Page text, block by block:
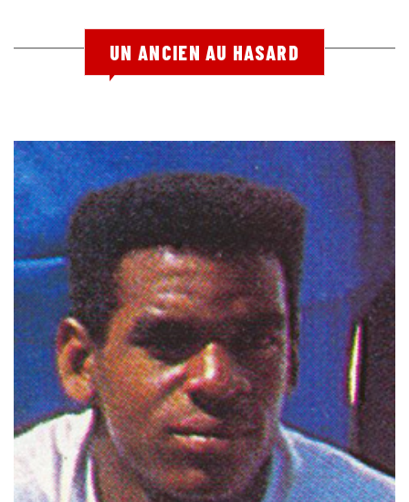
UN ANCIEN AU HASARD